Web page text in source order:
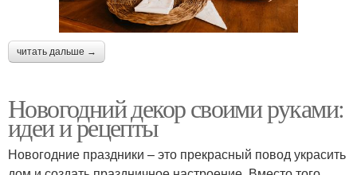
читать дальше →
Новогодний декор своими руками:
идеи и рецепты
Новогодние праздники – это прекрасный повод украсить